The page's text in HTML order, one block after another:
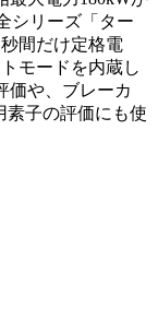
シリーズ「ター
間だけ定格電
モードを内蔵し
価や、ブレーカ
素子の評価にも使